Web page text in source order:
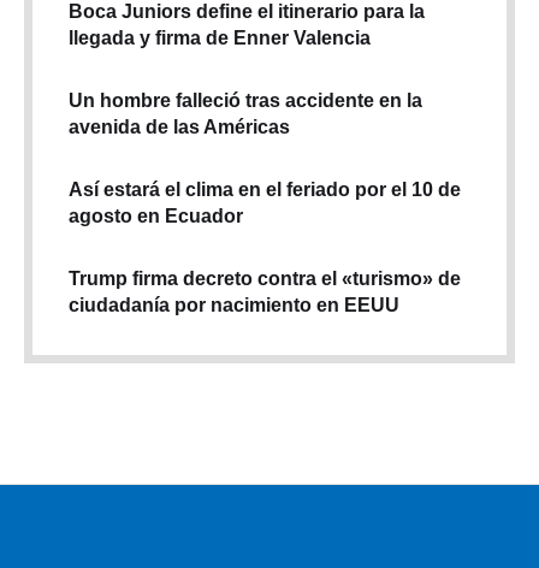
Boca Juniors define el itinerario para la
llegada y firma de Enner Valencia
Un hombre falleció tras accidente en la
avenida de las Américas
Así estará el clima en el feriado por el 10 de
agosto en Ecuador
Trump firma decreto contra el «turismo» de
ciudadanía por nacimiento en EEUU